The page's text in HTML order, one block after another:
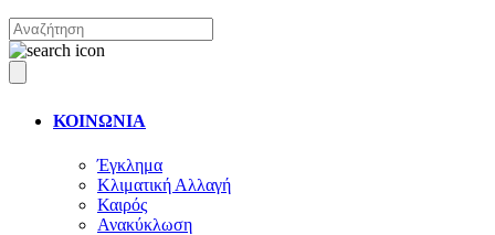
ΚΟΙΝΩΝΙΑ
Έγκλημα
Κλιματική Αλλαγή
Καιρός
Ανακύκλωση